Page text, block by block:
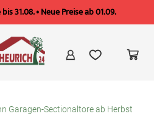
31.08. • Neue Preise ab 01.09.
Garagen-Sectionaltore ab Herbst